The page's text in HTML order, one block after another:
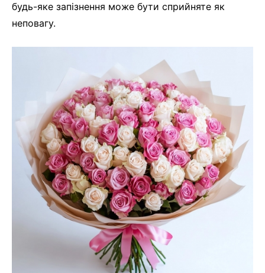
будь-яке запізнення може бути сприйняте як
неповагу.